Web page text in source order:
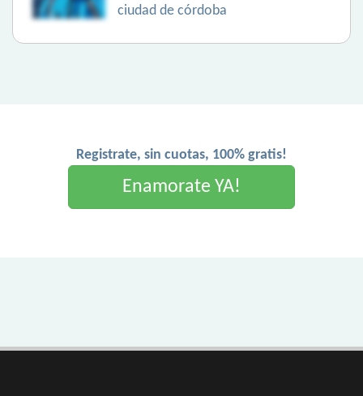
ciudad de córdoba
Registrate, sin cuotas, 100% gratis!
Enamorate YA!